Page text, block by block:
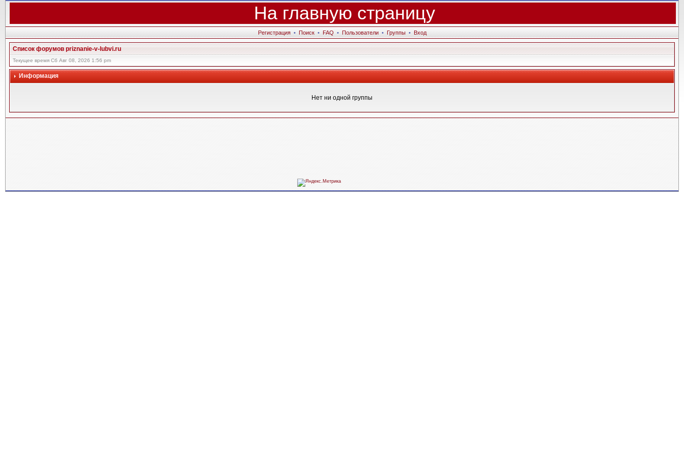
На главную страницу
Регистрация • Поиск • FAQ • Пользователи • Группы • Вход
Список форумов priznanie-v-lubvi.ru
Текущее время Сб Авг 08, 2026 1:56 pm
Информация
Нет ни одной группы